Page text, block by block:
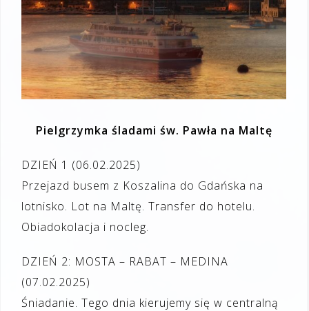
Pielgrzymka śladami św. Pawła na Maltę
DZIEŃ 1 (06.02.2025)
Przejazd busem z Koszalina do Gdańska na
lotnisko. Lot na Maltę. Transfer do hotelu.
Obiadokolacja i nocleg.
DZIEŃ 2: MOSTA – RABAT – MEDINA
(07.02.2025)
Śniadanie. Tego dnia kierujemy się w centralną